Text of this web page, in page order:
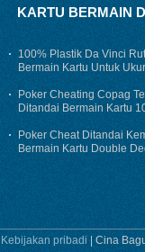
KARTU BERMAIN
100% Plastik Da Vinci
Bermain Kartu Untuk
Cheat Bridge
Poker Cheating Copag
Ditandai Bermain Kartu
Plastik
Poker Cheat Ditandai
Bermain Kartu Double
Plastik
Kebijakan pribadi | Cina